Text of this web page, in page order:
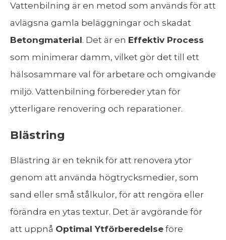
Vattenbilning är en metod som används för att
avlägsna gamla beläggningar och skadat
Betongmaterial. Det är en Effektiv Process
som minimerar damm, vilket gör det till ett
hälsosammare val för arbetare och omgivande
miljö. Vattenbilning förbereder ytan för
ytterligare renovering och reparationer.
Blästring
Blästring är en teknik för att renovera ytor
genom att använda högtrycksmedier, som
sand eller små stålkulor, för att rengöra eller
förändra en ytas textur. Det är avgörande för
att uppnå Optimal Ytförberedelse före